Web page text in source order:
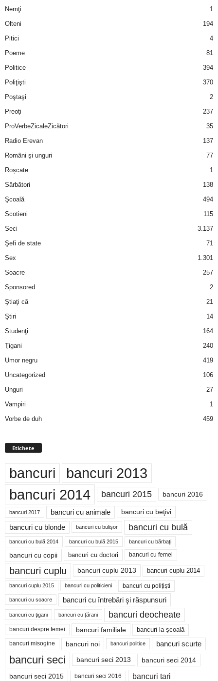
Nemţi
1
Olteni
194
Pitici
4
Poeme
81
Politice
394
Poliţişti
370
Poştaşi
2
Preoţi
237
ProVerbeZicaleZicători
35
Radio Erevan
137
Români şi unguri
77
Roșcate
1
Sărbători
138
Şcoală
494
Scotieni
115
Seci
3.137
Şefi de state
71
Sex
1.301
Soacre
257
Sponsored
2
Ştiaţi că
21
Ştiri
14
Studenţi
164
Ţigani
240
Umor negru
419
Uncategorized
106
Unguri
27
Vampiri
1
Vorbe de duh
459
Etichete
bancuri bancuri 2013
bancuri 2014 bancuri 2015 bancuri 2016
bancuri 2017 bancuri cu animale bancuri cu beţivi
bancuri cu blonde bancuri cu bulişor bancuri cu bulă
bancuri cu bulă 2014 bancuri cu bulă 2015 bancuri cu bărbaţi
bancuri cu copii bancuri cu doctori bancuri cu femei
bancuri cuplu bancuri cuplu 2013 bancuri cuplu 2014
bancuri cuplu 2015 bancuri cu politicieni bancuri cu poliţişti
bancuri cu soacre bancuri cu întrebări şi răspunsuri
bancuri cu ţigani bancuri cu ţărani bancuri deocheate
bancuri despre femei bancuri familiale bancuri la şcoală
bancuri misogine bancuri noi bancuri politice bancuri scurte
bancuri seci bancuri seci 2013 bancuri seci 2014
bancuri seci 2015 bancuri seci 2016 bancuri tari